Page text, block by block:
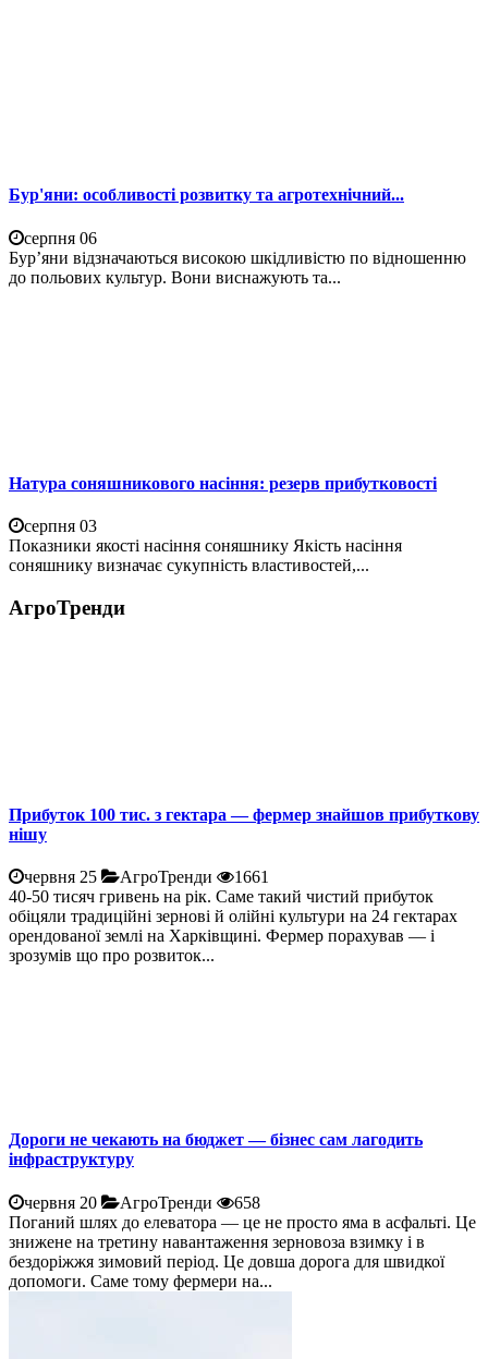
Бур'яни: особливості розвитку та агротехнічний...
серпня 06
Бур’яни відзначаються високою шкідливістю по відношенню
до польових культур. Вони виснажують та...
Натура соняшникового насіння: резерв прибутковості
серпня 03
Показники якості насіння соняшнику Якість насіння
соняшнику визначає сукупність властивостей,...
АгроТренди
Прибуток 100 тис. з гектара — фермер знайшов прибуткову
нішу
червня 25 АгроТренди
1661
40-50 тисяч гривень на рік. Саме такий чистий прибуток
обіцяли традиційні зернові й олійні культури на 24 гектарах
орендованої землі на Харківщині. Фермер порахував — і
зрозумів що про розвиток...
Дороги не чекають на бюджет — бізнес сам лагодить
інфраструктуру
червня 20 АгроТренди
658
Поганий шлях до елеватора — це не просто яма в асфальті. Це
знижене на третину навантаження зерновоза взимку і в
бездоріжжя зимовий період. Це довша дорога для швидкої
допомоги. Саме тому фермери на...